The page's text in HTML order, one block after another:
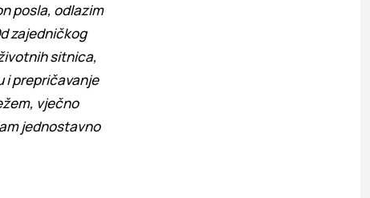
posla, odlazim
zajedničkog
sitnica,
i prepričavanje
vječno
jednostavno